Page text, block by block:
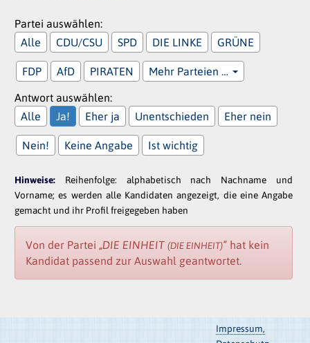
Partei auswählen:
Alle
CDU/CSU SPD DIE LINKE GRÜNE
FDP AfD PIRATEN Mehr Parteien …
Antwort auswählen:
Alle
Ja! Eher ja Unentschieden Eher nein
Nein! Keine Angabe Ist wichtig
Hinweise: Reihenfolge: alphabetisch nach Nachname und
Vorname; es werden alle Kandidaten angezeigt, die eine Angabe
gemacht und ihr Profil freigegeben haben
Von der Partei „DIE EINHEIT (DIE EINHEIT)“ hat kein
Kandidat passend zur Auswahl geantwortet.
Impressum,